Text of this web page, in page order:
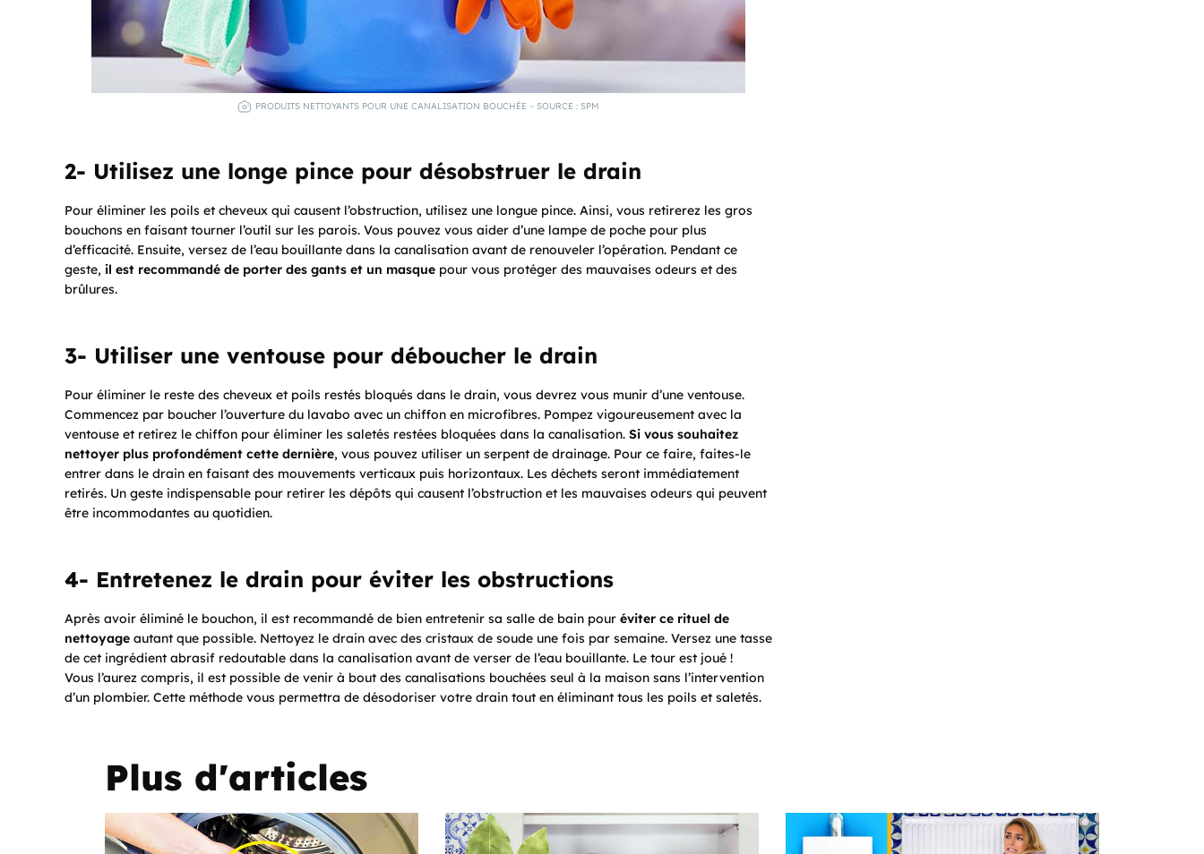
PRODUITS NETTOYANTS POUR UNE CANALISATION BOUCHÉE – SOURCE : SPM
2- Utilisez une longe pince pour désobstruer le drain
Pour éliminer les poils et cheveux qui causent l’obstruction, utilisez une longue pince. Ainsi, vous retirerez les gros
bouchons en faisant tourner l’outil sur les parois. Vous pouvez vous aider d’une lampe de poche pour plus
d’efficacité. Ensuite, versez de l’eau bouillante dans la canalisation avant de renouveler l’opération. Pendant ce
geste, il est recommandé de porter des gants et un masque pour vous protéger des mauvaises odeurs et des
brûlures.
3- Utiliser une ventouse pour déboucher le drain
Pour éliminer le reste des cheveux et poils restés bloqués dans le drain, vous devrez vous munir d’une ventouse.
Commencez par boucher l’ouverture du lavabo avec un chiffon en microfibres. Pompez vigoureusement avec la
ventouse et retirez le chiffon pour éliminer les saletés restées bloquées dans la canalisation. Si vous souhaitez
nettoyer plus profondément cette dernière, vous pouvez utiliser un serpent de drainage. Pour ce faire, faites-le
entrer dans le drain en faisant des mouvements verticaux puis horizontaux. Les déchets seront immédiatement
retirés. Un geste indispensable pour retirer les dépôts qui causent l’obstruction et les mauvaises odeurs qui peuvent
être incommodantes au quotidien.
4- Entretenez le drain pour éviter les obstructions
Après avoir éliminé le bouchon, il est recommandé de bien entretenir sa salle de bain pour éviter ce rituel de
nettoyage autant que possible. Nettoyez le drain avec des cristaux de soude une fois par semaine. Versez une tasse
de cet ingrédient abrasif redoutable dans la canalisation avant de verser de l’eau bouillante. Le tour est joué !
Vous l’aurez compris, il est possible de venir à bout des canalisations bouchées seul à la maison sans l’intervention
d’un plombier. Cette méthode vous permettra de désodoriser votre drain tout en éliminant tous les poils et saletés.
Plus d'articles